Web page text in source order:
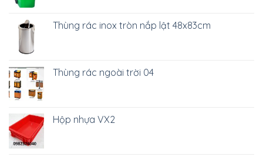
Thùng rác inox tròn nắp lật 48x83cm
Thùng rác ngoài trời 04
Hộp nhựa VX2